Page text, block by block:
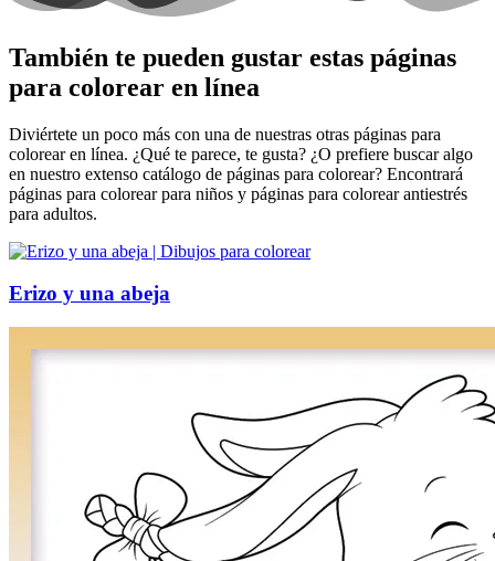
También te pueden gustar estas páginas
para colorear en línea
Diviértete un poco más con una de nuestras otras páginas para
colorear en línea. ¿Qué te parece, te gusta? ¿O prefiere buscar algo
en nuestro extenso catálogo de páginas para colorear? Encontrará
páginas para colorear para niños y páginas para colorear antiestrés
para adultos.
Erizo y una abeja